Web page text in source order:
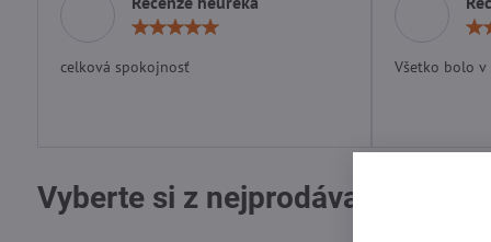
celková spokojnosť Všetko bolo
Vyberte si z nejprodávanějších